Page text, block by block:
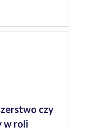
czy
w roli